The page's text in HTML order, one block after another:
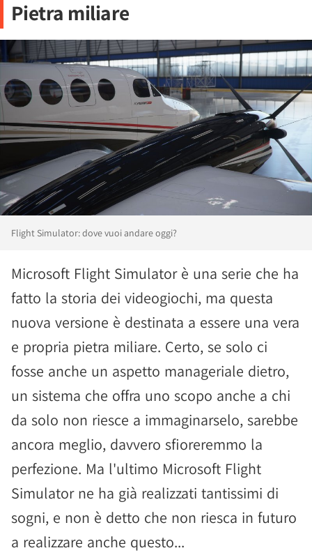
Pietra miliare
Flight Simulator: dove vuoi andare oggi?
Microsoft Flight Simulator è una serie che ha
fatto la storia dei videogiochi, ma questa
nuova versione è destinata a essere una vera
e propria pietra miliare. Certo, se solo ci
fosse anche un aspetto manageriale dietro,
un sistema che offra uno scopo anche a chi
da solo non riesce a immaginarselo, sarebbe
ancora meglio, davvero sfioreremmo la
perfezione. Ma l'ultimo Microsoft Flight
Simulator ne ha già realizzati tantissimi di
sogni, e non è detto che non riesca in futuro
a realizzare anche questo...